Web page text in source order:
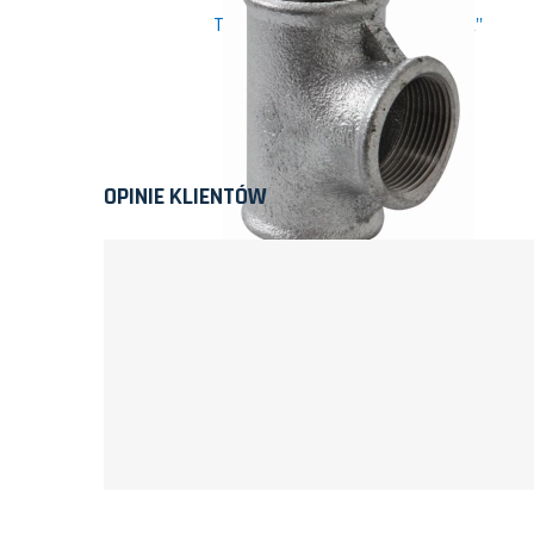
TRÓJNIK GW CZARNY DN 15 1/2"
5,79 zł
Zobacz
OPINIE KLIENTÓW